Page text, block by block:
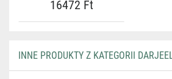
16472 Ft
INNE PRODUKTY Z KATEGORII